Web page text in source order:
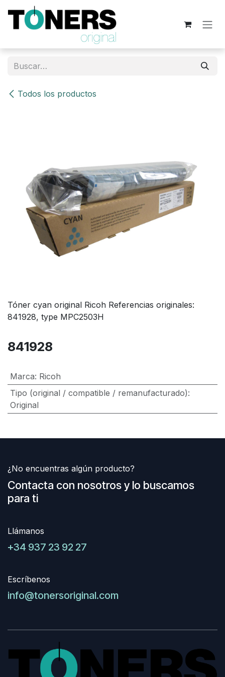
Ir al contenido
Todos los productos
Tóner cyan original Ricoh Referencias originales:
841928, type MPC2503H
841928
Marca: Ricoh
Tipo (original / compatible / remanufacturado):
Original
¿No encuentras algún producto?
Contacta con nosotros y lo buscamos
para ti
Llámanos
+34 937 23 92 27
Escríbenos
info@tonersoriginal.com